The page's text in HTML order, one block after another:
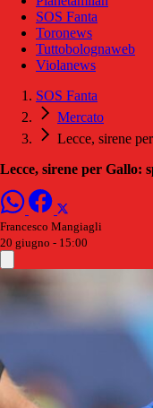
SOS Fanta
Toronews
Tuttobolognaweb
Violanews
SOS Fanta
Mercato
Lecce, sirene
Lecce, sirene per Gallo:
Francesco Mangiagli
20 giugno - 15:00